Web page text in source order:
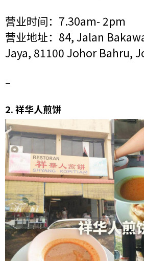
营业时间：7.30am- 2pm
营业地址：84, Jalan
Jaya, 81100 Johor Bahru,
–
2.祥华人煎饼